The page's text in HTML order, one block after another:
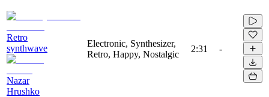
Retro
synthwave
Nazar
Hrushko
Electronic, Synthesizer,
Retro, Happy, Nostalgic
2:31 -